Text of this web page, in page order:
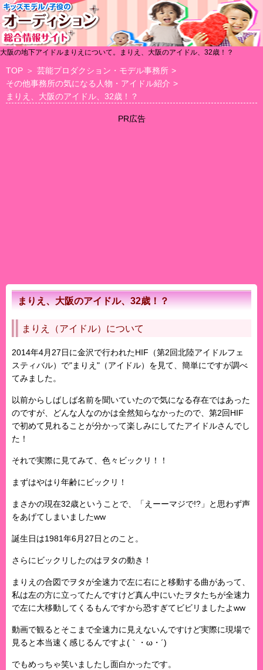
大阪の地下アイドルまりえについて。まりえ、大阪のアイドル、32歳！？
TOP ＞ 芸能プロダクション・モデル事務所 >
その他事務所の気になる人物・アイドル紹介 >
まりえ、大阪のアイドル、32歳！？
PR広告
まりえ、大阪のアイドル、32歳！？
まりえ（アイドル）について
2014年4月27日に金沢で行われたHIF（第2回北陸アイドルフェ
スティバル）で"まりえ"（アイドル）を見て、簡単にですが調べ
てみました。
以前からしばしば名前を聞いていたので気になる存在ではあった
のですが、どんな人なのかは全然知らなかったので、第2回HIF
で初めて見れることが分かって楽しみにしてたアイドルさんでし
た！
それで実際に見てみて、色々ビックリ！！
まずはやはり年齢にビックリ！
まさかの現在32歳ということで、「えーーマジで!?」と思わず声
をあげてしまいましたww
誕生日は1981年6月27日とのこと。
さらにビックリしたのはヲタの動き！
まりえの合図でヲタが全速力で左に右にと移動する曲があって、
私は左の方に立ってたんですけど真ん中にいたヲタたちが全速力
で左に大移動してくるもんですから恐すぎてビビリましたよww
動画で観るとそこまで全速力に見えないんですけど実際に現場で
見ると本当速く感じるんですよ(｀・ω・´)
でもめっちゃ笑いましたし面白かったです。